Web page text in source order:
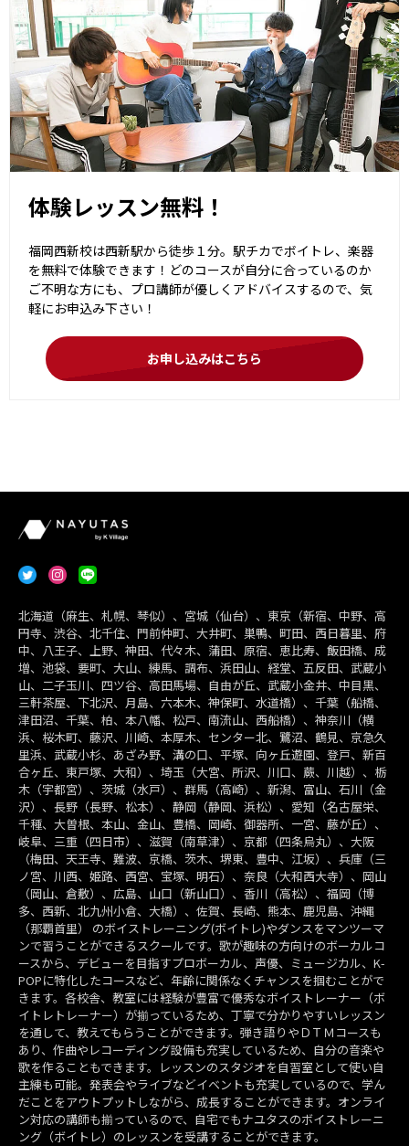
体験レッスン無料！
福岡西新校は西新駅から徒歩１分。駅チカでボイトレ、楽器
を無料で体験できます！どのコースが自分に合っているのか
ご不明な方にも、プロ講師が優しくアドバイスするので、気
軽にお申込み下さい！
お申し込みはこちら
北海道（麻生、札幌、琴似）、宮城（仙台）、東京（新宿、中野、高
円寺、渋谷、北千住、門前仲町、大井町、巣鴨、町田、西日暮里、府
中、八王子、上野、神田、代々木、蒲田、原宿、恵比寿、飯田橋、成
増、池袋、要町、大山、練馬、調布、浜田山、経堂、五反田、武蔵小
山、二子玉川、四ツ谷、高田馬場、自由が丘、武蔵小金井、中目黒、
三軒茶屋、下北沢、月島、六本木、神保町、水道橋）、千葉（船橋、
津田沼、千葉、柏、本八幡、松戸、南流山、西船橋）、神奈川（横
浜、桜木町、藤沢、川崎、本厚木、センター北、鷺沼、鶴見、京急久
里浜、武蔵小杉、あざみ野、溝の口、平塚、向ヶ丘遊園、登戸、新百
合ヶ丘、東戸塚、大和）、埼玉（大宮、所沢、川口、蕨、川越）、栃
木（宇都宮）、茨城（水戸）、群馬（高崎）、新潟、富山、石川（金
沢）、長野（長野、松本）、静岡（静岡、浜松）、愛知（名古屋栄、
千種、大曽根、本山、金山、豊橋、岡崎、御器所、一宮、藤が丘）、
岐阜、三重（四日市）、滋賀（南草津）、京都（四条烏丸）、大阪
（梅田、天王寺、難波、京橋、茨木、堺東、豊中、江坂）、兵庫（三
ノ宮、川西、姫路、西宮、宝塚、明石）、奈良（大和西大寺）、岡山
（岡山、倉敷）、広島、山口（新山口）、香川（高松）、福岡（博
多、西新、北九州小倉、大橋）、佐賀、長崎、熊本、鹿児島、沖縄
（那覇首里） のボイストレーニング(ボイトレ)やダンスをマンツーマ
ンで習うことができるスクールです。歌が趣味の方向けのボーカルコ
ースから、デビューを目指すプロボーカル、声優、ミュージカル、K-
POPに特化したコースなど、年齢に関係なくチャンスを掴むことがで
きます。各校舎、教室には経験が豊富で優秀なボイストレーナー（ボ
イトレトレーナー）が揃っているため、丁寧で分かりやすいレッスン
を通して、教えてもらうことができます。弾き語りやＤＴＭコースも
あり、作曲やレコーディング設備も充実しているため、自分の音楽や
歌を作ることもできます。レッスンのスタジオを自習室として使い自
主練も可能。発表会やライブなどイベントも充実しているので、学ん
だことをアウトプットしながら、成長することができます。オンライ
ン対応の講師も揃っているので、自宅でもナユタスのボイストレーニ
ング（ボイトレ）のレッスンを受講することができます。